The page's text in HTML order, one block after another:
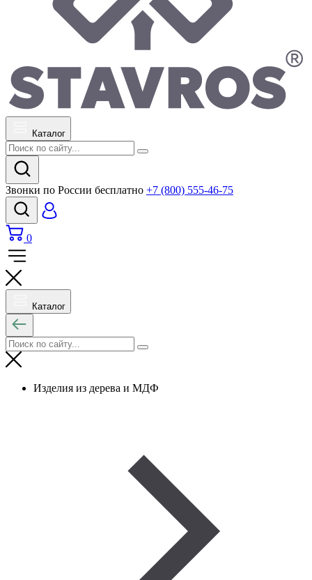
Каталог
Звонки по России бесплатно +7 (800) 555-46-75
0
Каталог
Изделия из дерева и МДФ